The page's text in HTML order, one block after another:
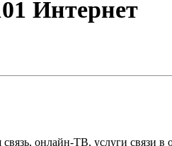
Интернет
онлайн-ТВ, услуги связи